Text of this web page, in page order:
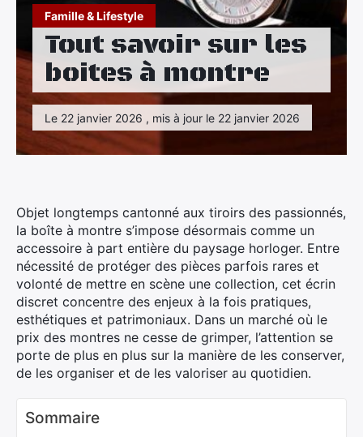
Famille & Lifestyle
Tout savoir sur les
boites à montre
Le 22 janvier 2026 , mis à jour le 22 janvier 2026
Objet longtemps cantonné aux tiroirs des passionnés,
la boîte à montre s’impose désormais comme un
accessoire à part entière du paysage horloger. Entre
nécessité de protéger des pièces parfois rares et
volonté de mettre en scène une collection, cet écrin
discret concentre des enjeux à la fois pratiques,
esthétiques et patrimoniaux. Dans un marché où le
prix des montres ne cesse de grimper, l’attention se
porte de plus en plus sur la manière de les conserver,
de les organiser et de les valoriser au quotidien.
Sommaire
Maison
Santé
Tourisme